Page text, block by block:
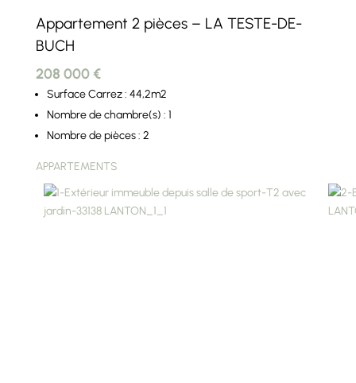
Appartement 2 pièces – LA TESTE-DE-
BUCH
208 000 €
Surface Carrez : 44,2m2
Nombre de chambre(s) : 1
Nombre de pièces : 2
APPARTEMENTS